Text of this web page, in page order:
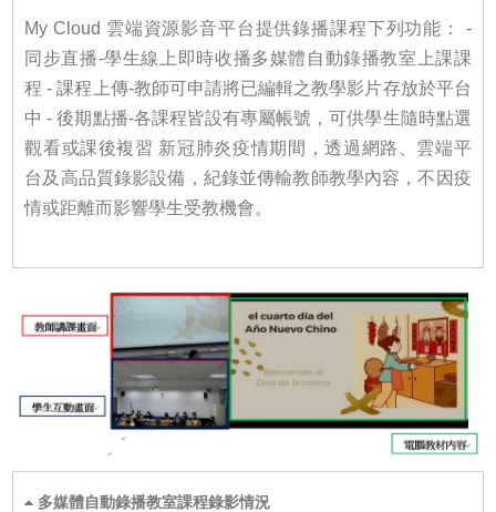
My Cloud 雲端資源影音平台提供錄播課程下列功能： -
同步直播-學生線上即時收播多媒體自動錄播教室上課課
程 - 課程上傳-教師可申請將已編輯之教學影片存放於平台
中 - 後期點播-各課程皆設有專屬帳號，可供學生隨時點選
觀看或課後複習 新冠肺炎疫情期間，透過網路、雲端平
台及高品質錄影設備，紀錄並傳輸教師教學內容，不因疫
情或距離而影響學生受教機會。
多媒體自動錄播教室課程錄影情況